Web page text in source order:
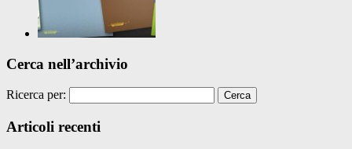
Cerca nell’archivio
Ricerca per:
Articoli recenti